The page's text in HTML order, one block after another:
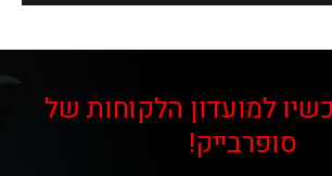
למועדון הלקוחות של
סופרבייק!